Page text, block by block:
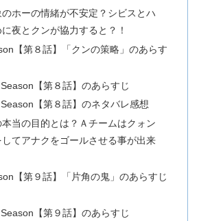
ホーの情緒が不安定？シビスとハ
夜とクンが協力すると？！
【第８話】「クンの策略」のあらす
【第８話】のあらすじ
【第８話】のネタバレ感想
本当の目的とは？Ａチームはクォン
してアナクをゴールさせる事が出来
【第９話】「片角の鬼」のあらすじ
【第９話】のあらすじ